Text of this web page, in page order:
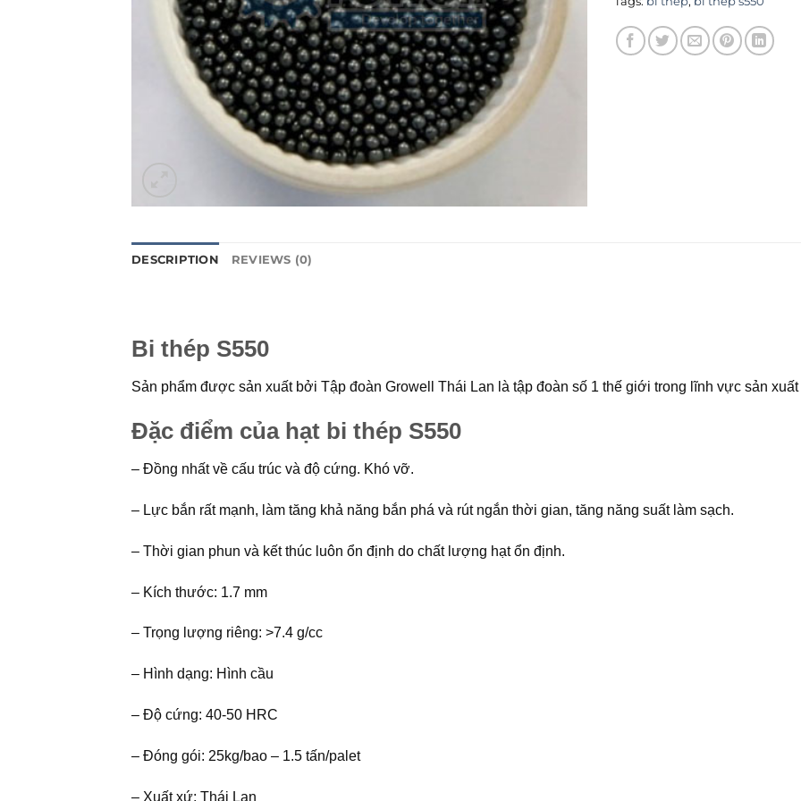
DESCRIPTION REVIEWS (0)
Bi thép S550
Sản phẩm được sản xuất bởi Tập đoàn Growell Thái Lan là tập đoàn số 1 thế giới trong lĩnh vực sản
Đặc điểm của hạt bi thép S550
– Đồng nhất về cấu trúc và độ cứng. Khó vỡ.
– Lực bắn rất mạnh, làm tăng khả năng bắn phá và rút ngắn thời gian, tăng năng suất làm sạch.
– Thời gian phun và kết thúc luôn ổn định do chất lượng hạt ổn định.
– Kích thước: 1.7 mm
– Trọng lượng riêng: >7.4 g/cc
– Hình dạng: Hình cầu
– Độ cứng: 40-50 HRC
– Đóng gói: 25kg/bao – 1.5 tấn/palet
– Xuất xứ: Thái Lan